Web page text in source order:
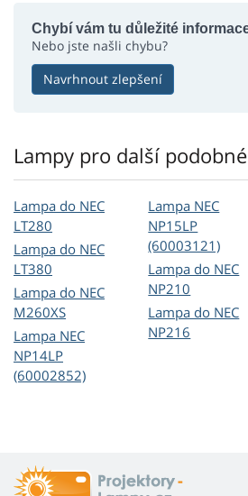
Chybí vám tu důležité
Nebo jste našli chybu?
Navrhnout zlepšení
Lampy pro další
Lampa do NEC
LT280
Lampa do NEC
LT380
Lampa do NEC
M260XS
Lampa NEC
NP14LP
(60002852)
Lampa NEC
NP15LP
(60003121)
Lampa do NEC
NP210
Lampa do NEC
NP216